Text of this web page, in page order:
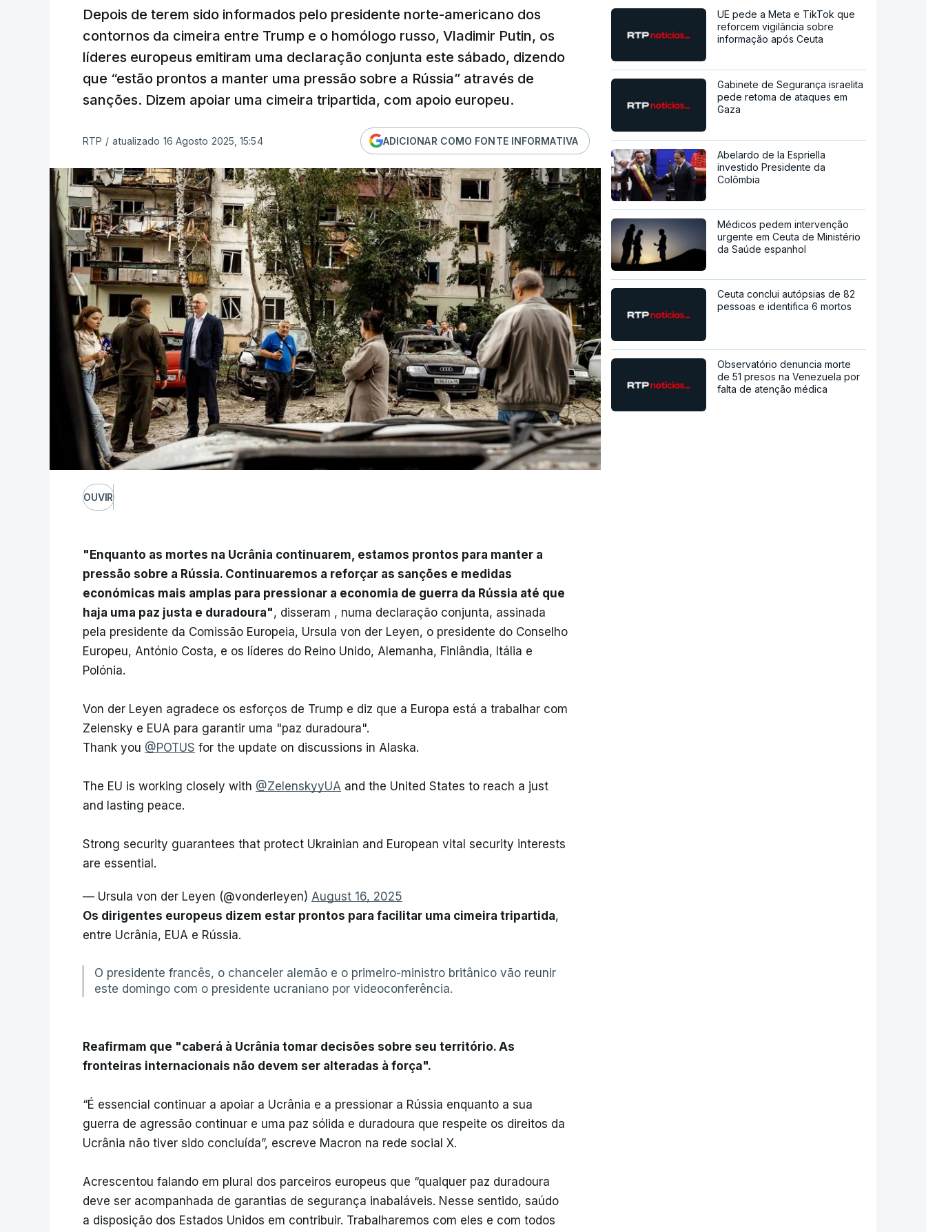
Depois de terem sido informados pelo presidente norte-americano dos
contornos da cimeira entre Trump e o homólogo russo, Vladimir Putin, os
líderes europeus emitiram uma declaração conjunta este sábado, dizendo
que “estão prontos a manter uma pressão sobre a Rússia” através de
sanções. Dizem apoiar uma cimeira tripartida, com apoio europeu.
RTP / atualizado 16 Agosto 2025, 15:54 ADICIONAR COMO FONTE INFORMATIVA
OUVIR
"Enquanto as mortes na Ucrânia continuarem, estamos prontos para manter a
pressão sobre a Rússia. Continuaremos a reforçar as sanções e medidas
económicas mais amplas para pressionar a economia de guerra da Rússia até que
haja uma paz justa e duradoura", disseram , numa declaração conjunta, assinada
pela presidente da Comissão Europeia, Ursula von der Leyen, o presidente do Conselho
Europeu, António Costa, e os líderes do Reino Unido, Alemanha, Finlândia, Itália e
Polónia.
Von der Leyen agradece os esforços de Trump e diz que a Europa está a trabalhar com
Zelensky e EUA para garantir uma "paz duradoura".
Thank you @POTUS for the update on discussions in Alaska.
The EU is working closely with @ZelenskyyUA and the United States to reach a just
and lasting peace.
Strong security guarantees that protect Ukrainian and European vital security interests
are essential.
— Ursula von der Leyen (@vonderleyen) August 16, 2025
Os dirigentes europeus dizem estar prontos para facilitar uma cimeira tripartida,
entre Ucrânia, EUA e Rússia.
O presidente francês, o chanceler alemão e o primeiro-ministro britânico vão reunir
este domingo com o presidente ucraniano por videoconferência.
Reafirmam que "caberá à Ucrânia tomar decisões sobre seu território. As
fronteiras internacionais não devem ser alteradas à força".
“É essencial continuar a apoiar a Ucrânia e a pressionar a Rússia enquanto a sua
guerra de agressão continuar e uma paz sólida e duradoura que respeite os direitos da
Ucrânia não tiver sido concluída”, escreve Macron na rede social X.
Acrescentou falando em plural dos parceiros europeus que “qualquer paz duradoura
deve ser acompanhada de garantias de segurança inabaláveis. Nesse sentido, saúdo
a disposição dos Estados Unidos em contribuir. Trabalharemos com eles e com todos
UE pede a Meta e TikTok que
reforcem vigilância sobre
informação após Ceuta
Gabinete de Segurança israelita
pede retoma de ataques em
Gaza
Abelardo de la Espriella
investido Presidente da
Colômbia
Médicos pedem intervenção
urgente em Ceuta de Ministério
da Saúde espanhol
Ceuta conclui autópsias de 82
pessoas e identifica 6 mortos
Observatório denuncia morte
de 51 presos na Venezuela por
falta de atenção médica